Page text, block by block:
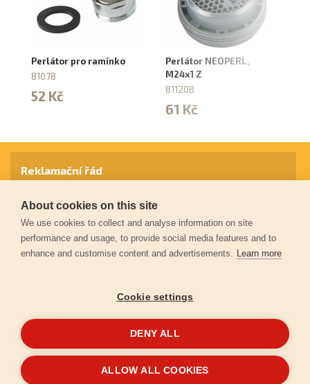
Perlátor pro ramínko
81078
52 Kč
Perlátor NEOPERL,
M24x1 Z
81120B
61 Kč
© 2026Extol.cz- Všechna práva vyhrazena
Reklamační řád
Záruční podmínky
Ochrana osobních údajů
About cookies on this site
We use cookies to collect and analyse information on site
performance and usage, to provide social media features and to
enhance and customise content and advertisements. Learn more
Cookie settings
DENY ALL
ALLOW ALL COOKIES